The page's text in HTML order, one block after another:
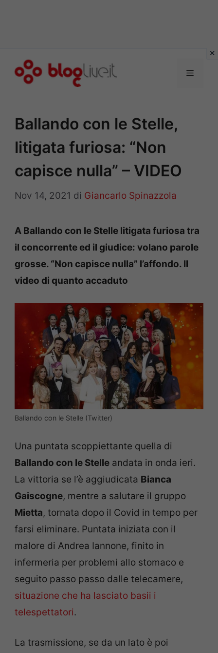
Menu
Ballando con le Stelle,
litigata furiosa: “Non
capisce nulla” – VIDEO
Nov 14, 2021 di Giancarlo Spinazzola
A Ballando con le Stelle litigata furiosa tra
il concorrente ed il giudice: volano parole
grosse. “Non capisce nulla” l’affondo. Il
video di quanto accaduto
Ballando con le Stelle (Twitter)
Una puntata scoppiettante quella di
Ballando con le Stelle andata in onda ieri.
La vittoria se l’è aggiudicata Bianca
Gaiscogne, mentre a salutare il gruppo
Mietta, tornata dopo il Covid in tempo per
farsi eliminare. Puntata iniziata con il
malore di Andrea Iannone, finito in
infermeria per problemi allo stomaco e
seguito passo passo dalle telecamere,
situazione che ha lasciato basii i
telespettatori.
La trasmissione, se da un lato è poi